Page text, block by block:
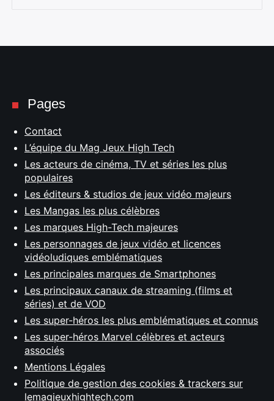
Pages
Contact
L’équipe du Mag Jeux High Tech
Les acteurs de cinéma, TV et séries les plus
populaires
Les éditeurs & studios de jeux vidéo majeurs
Les Mangas les plus célèbres
Les marques High-Tech majeures
Les personnages de jeux vidéo et licences
vidéoludiques emblématiques
Les principales marques de Smartphones
Les principaux canaux de streaming (films et
séries) et de VOD
Les super-héros les plus emblématiques et connus
Les super-héros Marvel célèbres et acteurs
associés
Mentions Légales
Politique de gestion des cookies & trackers sur
lemagjeuxhightech.com